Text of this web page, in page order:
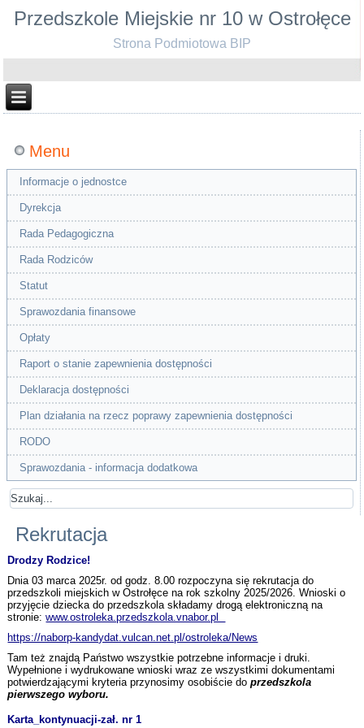
Przedszkole Miejskie nr 10 w Ostrołęce
Strona Podmiotowa BIP
Menu
Informacje o jednostce
Dyrekcja
Rada Pedagogiczna
Rada Rodziców
Statut
Sprawozdania finansowe
Opłaty
Raport o stanie zapewnienia dostępności
Deklaracja dostępności
Plan działania na rzecz poprawy zapewnienia dostępności
RODO
Sprawozdania - informacja dodatkowa
Rekrutacja
Drodzy Rodzice!
Dnia 03 marca 2025r. od godz. 8.00 rozpoczyna się rekrutacja do
przedszkoli miejskich w Ostrołęce na rok szkolny 2025/2026. Wnioski o
przyjęcie dziecka do przedszkola składamy drogą elektroniczną na
stronie: www.ostroleka.przedszkola.vnabor.pl
https://naborp-kandydat.vulcan.net.pl/ostroleka/News
Tam też znajdą Państwo wszystkie potrzebne informacje i druki.
Wypełnione i wydrukowane wnioski wraz ze wszystkimi dokumentami
potwierdzającymi kryteria przynosimy osobiście doprzedszkola
pierwszego wyboru.
Karta_kontynuacji-zał. nr 1